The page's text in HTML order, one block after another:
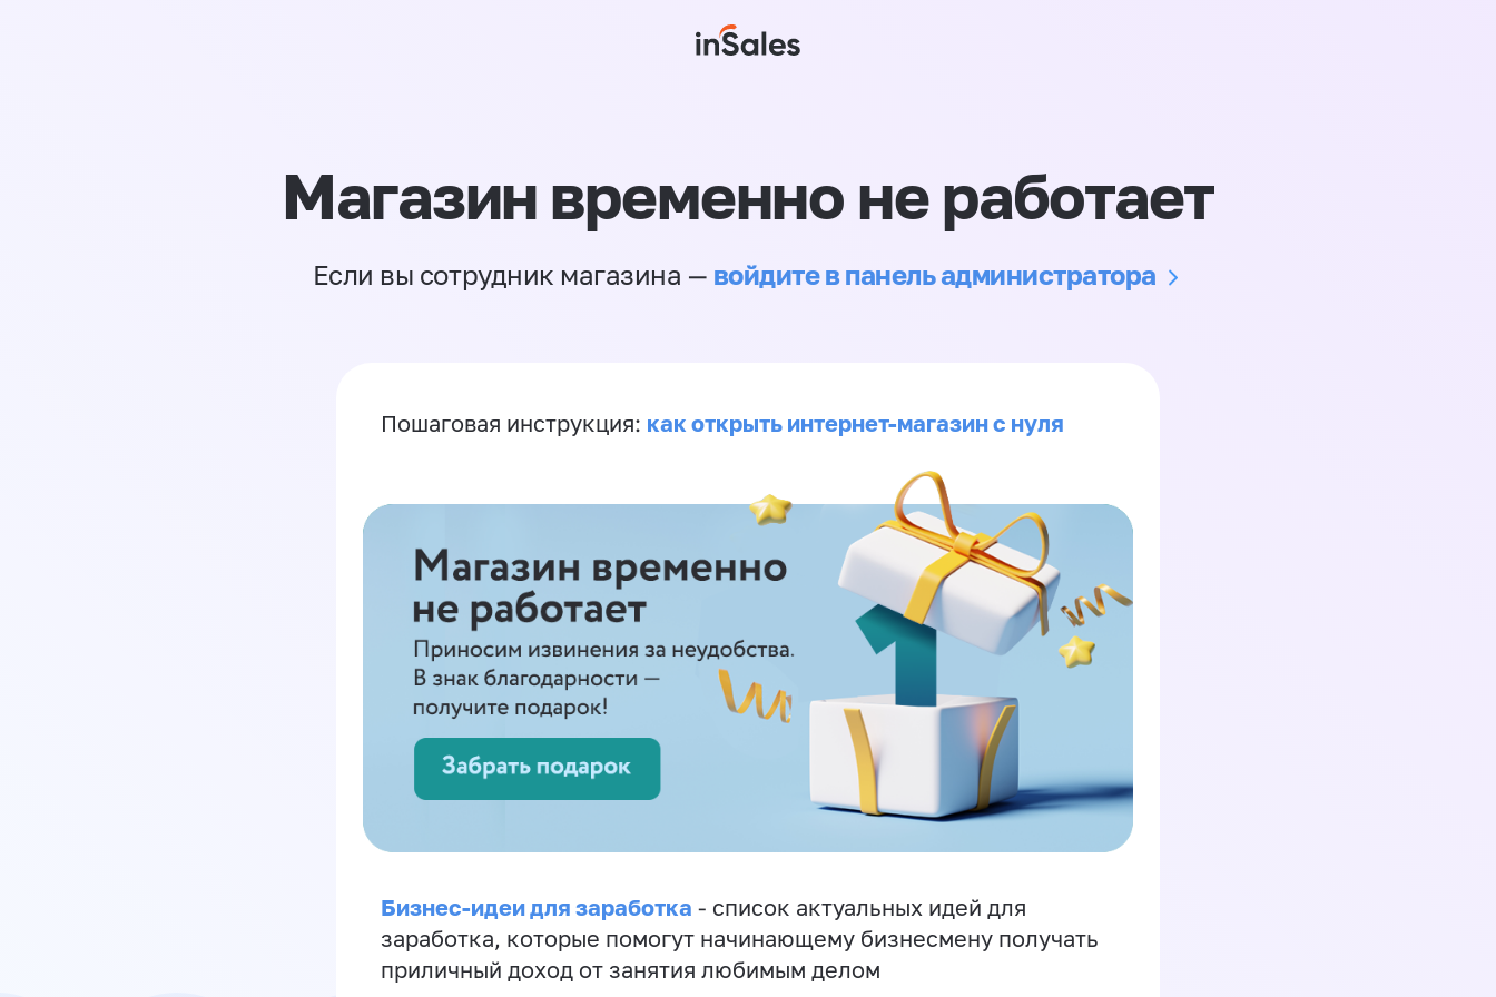
Магазин временно не работает
Если вы сотрудник магазина — войдите в панель администратора
Пошаговая инструкция: как открыть интернет-магазин с нуля
Бизнес-идеи для заработка - список актуальных идей для
заработка, которые помогут начинающему бизнесмену получать
приличный доход от занятия любимым делом